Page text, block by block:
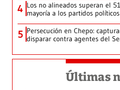
4 Los no alineados superan el
mayoría a los partidos políticos
5 Persecución en Chepo:
disparar contra agentes del
Últimas